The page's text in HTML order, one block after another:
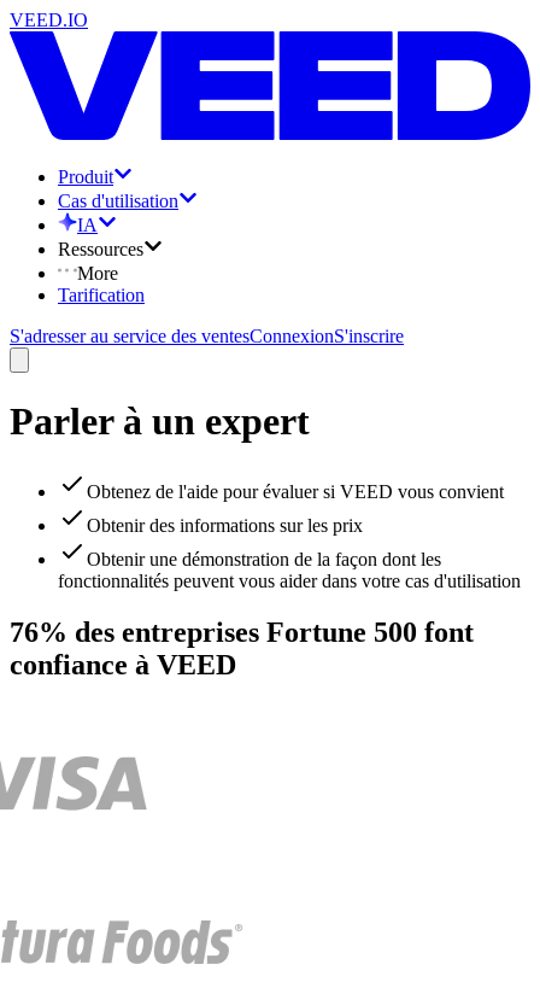
VEED.IO
Produit
Cas d'utilisation
IA
Ressources
More
Tarification
S'adresser au service des ventesConnexionS'inscrire
Parler à un expert
Obtenez de l'aide pour évaluer si VEED vous convient
Obtenir des informations sur les prix
Obtenir une démonstration de la façon dont les
fonctionnalités peuvent vous aider dans votre cas d'utilisation
76% des entreprises Fortune 500 font
confiance à VEED